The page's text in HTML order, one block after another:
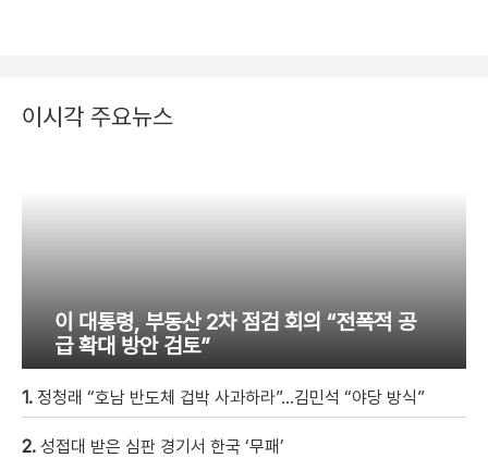
이시각 주요뉴스
이 대통령, 부동산 2차 점검 회의 “전폭적 공
급 확대 방안 검토”
1. 정청래 “호남 반도체 겁박 사과하라”…김민석 “야당 방식”
2. 성접대 받은 심판 경기서 한국 ‘무패’